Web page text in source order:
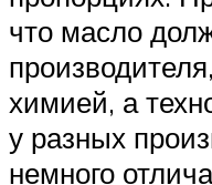
что масло
химией, а
у разных
немного